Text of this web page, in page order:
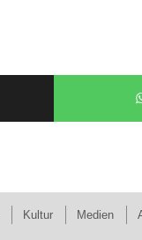
Kultur Medien